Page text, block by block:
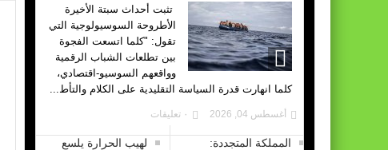
تثبت أحداث سبتة الأخيرة
الأطروحة السوسيولوجية التي
تقول: "كلما اتسعت الفجوة
بين تطلعات الشباب الرقمية
وواقعهم السوسيو-اقتصادي،
كلما انهارت قدرة السياسة التقليدية على الكلام والتأط...
أغسطس 04, 2026 ٠ تعليقات
المملكة المتجددة:
لهيب الحرارة يلسع